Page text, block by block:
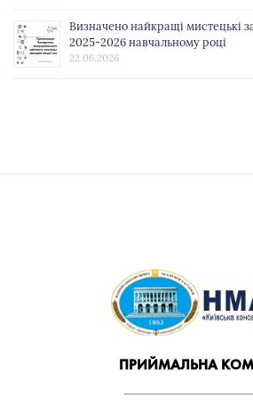
Визначено найкращі мистецькі
2025-2026 навчальному році
22.06.2026
ПРИЙМАЛЬНА